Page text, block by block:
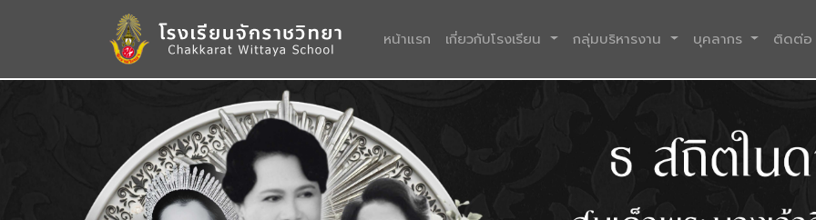
หน้าแรก (current)
เกี่ยวกับโรงเรียน กลุ่มบริหารงาน บุคลากร ติดต่อ